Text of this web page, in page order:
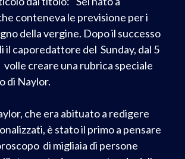
conteneva le previsione per i
della vergine. Dopo il successo
il caporedattore del Sunday, dal 5
creare una rubrica speciale
di Naylor.
che era abituato a redigere
è stato il primo a pensare
di migliaia di persone